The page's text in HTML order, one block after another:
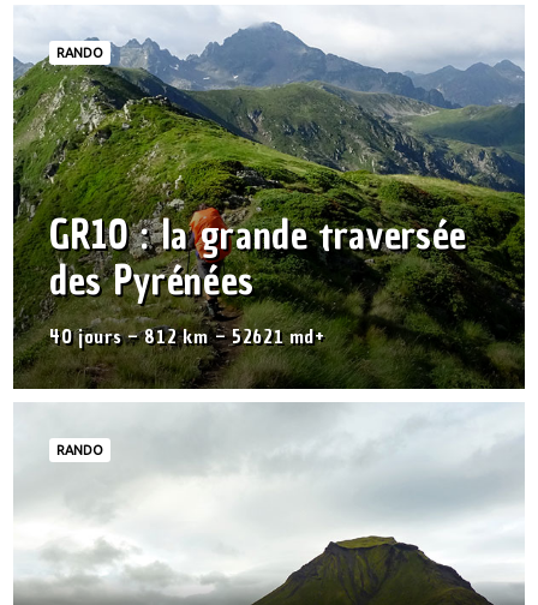
RANDO
GR10 : la grande traversée
des Pyrénées
40 jours – 812 km – 52621 md+
RANDO